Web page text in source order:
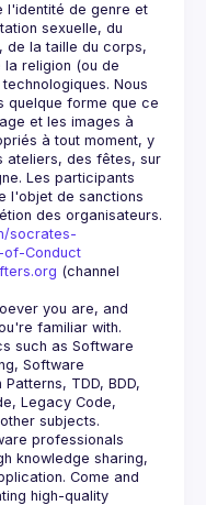
l'identité de genre et
sexuelle, du
de la taille du corps,
religion (ou de
Nous
quelque forme que ce
et les images à
à tout moment, y
ateliers, des fêtes, sur
Les participants
l'objet de sanctions
socrates-
Conduct
(channel
you are, and
such as Software
Software
TDD, BDD,
Legacy Code,
professionals
knowledge sharing,
Come and
high-quality